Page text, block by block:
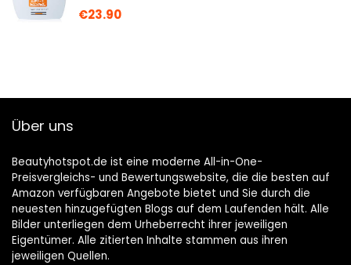
€23.90
Über uns
Beautyhotspot.de ist eine moderne All-in-One-
Preisvergleichs- und Bewertungswebsite, die die besten auf
Amazon verfügbaren Angebote bietet und Sie durch die
neuesten hinzugefügten Blogs auf dem Laufenden hält. Alle
Bilder unterliegen dem Urheberrecht ihrer jeweiligen
Eigentümer. Alle zitierten Inhalte stammen aus ihren
jeweiligen Quellen.